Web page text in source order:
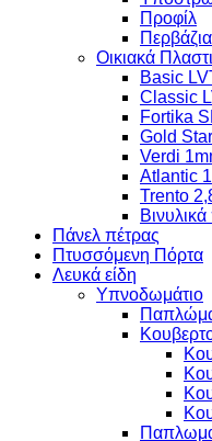
Προφίλ
Περβάζια
Οικιακά
Basic
Classic
Fortika
Gold
Verdi
Atlantic
Trento
Πάνελ πέτρας
Πτυσσόμενη Πόρτα
Λευκά είδη
Υπνοδωμάτιο